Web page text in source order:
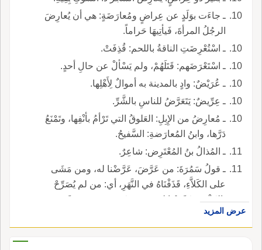
ـ جاءَت بوَلَدٍ عن عِراضٍ ومُعارَضَةٍ: هي أن يُعارِضَ
الرجُلُ المرأةَ، فَيأتِيهَا حَراماً.
ـ اسْتُعْرِضَتِ الناقةُ باللحم: قُذِفَتْ.
ـ اسْتَعْرَضَهم: قَتَلَهُمْ، ولم يَسْألْ عن حالِ أحدٍ.
ـ عُرَيْضٌ: وادٍ بالمدينة به أموالٌ لِأَهْلِها.
ـ عِرِّيضٌ: يَتَعَرَّضُ للناسِ بالشَّرِّ.
ـ مُعارِضُ من الإِبِلِ: العَلوقُ التي تَرْأمُ بأنْفِها، وتَمْنَعُ
دَرَّها، وابنُ المُعارَضةِ: السَّفيحُ.
ـ المُذالُ بنُ المُعْتَرِض: شاعِرٌ.
ـ قولُ سَمُرَةَ: من عَرَّضَ، عَرَّضْنا له، ومن مَشَى
على الكَلاَّءِ، قَذَفْنَاهُ في النَّهَرِ، أي: من لم يُصَرِّحْ
بالقَذْفِ، عَرَّضْنا له بضَرْبٍ خَفيفٍ، ومن صَرَّحَ،
حَدَدْناهُ. اسْتعارَ المَشْيَ على مَرْفَأِ السَّفينةِ للتَّصْريحِ،
والتَّغْريقَ للحَدِّ.
عرض المزيد